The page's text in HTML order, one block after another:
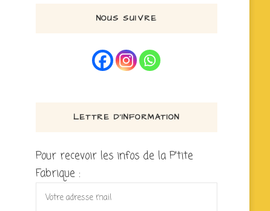
NOUS SUIVRE
LETTRE D’INFORMATION
Pour recevoir les infos de la P'tite
Fabrique :